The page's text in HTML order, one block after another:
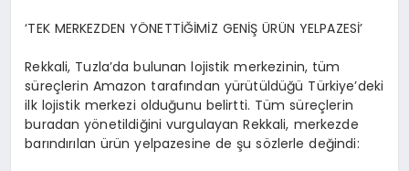
‘TEK MERKEZDEN YÖNETTİĞİMİZ GENİŞ ÜRÜN YELPAZESİ’
Rekkali, Tuzla’da bulunan lojistik merkezinin, tüm
süreçlerin Amazon tarafından yürütüldüğü Türkiye’deki
ilk lojistik merkezi olduğunu belirtti. Tüm süreçlerin
buradan yönetildiğini vurgulayan Rekkali, merkezde
barındırılan ürün yelpazesine de şu sözlerle değindi: